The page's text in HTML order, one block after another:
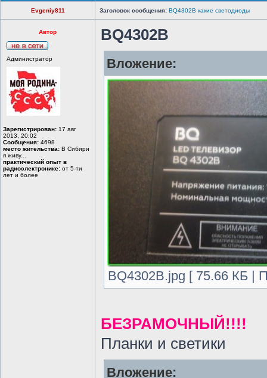
Evgeniy811 Заголовок сообщения: BQ4302B какие светодиоды
Автор
Администратор
Зарегистрирован: 17 авг
2013, 20:02
Сообщения: 4698
место жительства: В Сибири
я живу...
практический опыт в
радиоэлектронике: от 5-ти
лет и более
BQ4302B
Вложение:
BQ4302B.jpg [ 75.66 КБ |
БЕЗРАМОЧНЫЙ!!!!
Планки и светики
Вложение: